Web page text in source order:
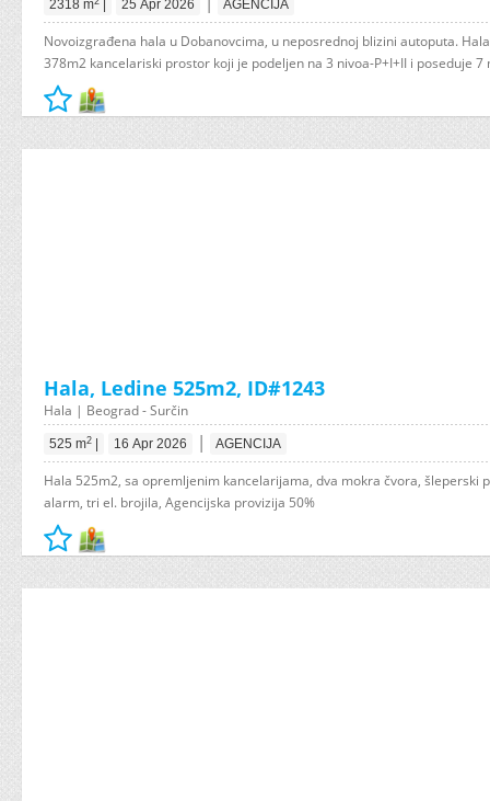
2318 m 25 Apr 2026 AGENCIJA
Novoizgrađena hala u Dobanovcima, u neposrednoj blizini autoputa.
378m2 kancelariski prostor koji je podeljen na 3 nivoa-P+I+II i poseduje 7
Hala, Ledine 525m2, ID#1243
Hala | Beograd - Surčin
525 m2 16 Apr 2026 | AGENCIJA
Hala 525m2, sa opremljenim kancelarijama, dva mokra čvora, šleperski
alarm, tri el. brojila, Agencijska provizija 50%